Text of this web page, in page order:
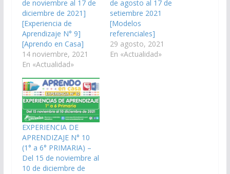
de noviembre al 17 de
diciembre de 2021]
[Experiencia de
Aprendizaje N° 9]
[Aprendo en Casa]
14 noviembre, 2021
En «Actualidad»
de agosto al 17 de
setiembre 2021
[Modelos
referenciales]
29 agosto, 2021
En «Actualidad»
EXPERIENCIA DE
APRENDIZAJE N° 10
(1° a 6° PRIMARIA) –
Del 15 de noviembre al
10 de diciembre de